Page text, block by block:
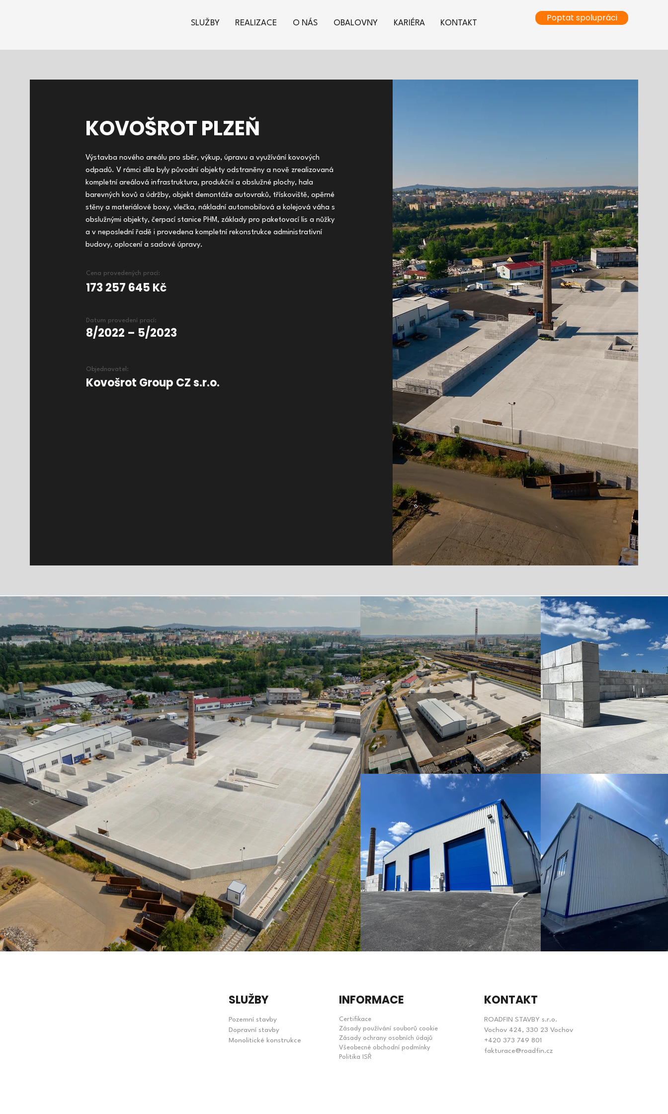
Poptat spolupráci
SLUŽBY REALIZACE O NÁS OBALOVNY KARIÉRA KONTAKT
KOVOŠROT PLZEŇ
Výstavba nového areálu pro sběr, výkup, úpravu a využívání kovových
odpadů. V rámci díla byly původní objekty odstraněny a nově zrealizovaná
kompletní areálová infrastruktura, produkční a obslužné plochy, hala
barevných kovů a údržby, objekt demontáže autovraků, třískoviště, opěrné
stěny a materiálové boxy, vlečka, nákladní automobilová a kolejová váha s
obslužnými objekty, čerpací stanice PHM, základy pro paketovací lis a nůžky
a v neposlední řadě i provedena kompletní rekonstrukce administrativní
budovy, oplocení a sadové úpravy.
Cena provedených prací:
173 257 645 Kč
Datum provedení prací:
8/2022 – 5/2023
Objednavatel:
Kovošrot Group CZ s.r.o.
SLUŽBY
Pozemní stavby
Dopravní stavby
Monolitické konstrukce
INFORMACE
Certifikace
Zásady používání souborů cookie
Zásady ochrany osobních údajů
Všeobecné obchodní podmínky
Politika ISŘ
KONTAKT
ROADFIN STAVBY s.r.o.
Vochov 424, 330 23 Vochov
+420 373 749 801
fakturace@roadfin.cz